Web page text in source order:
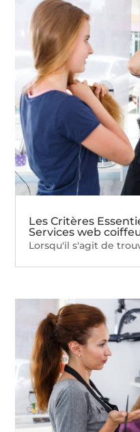
Les Critères
Services web
Lorsqu'il s'agit de